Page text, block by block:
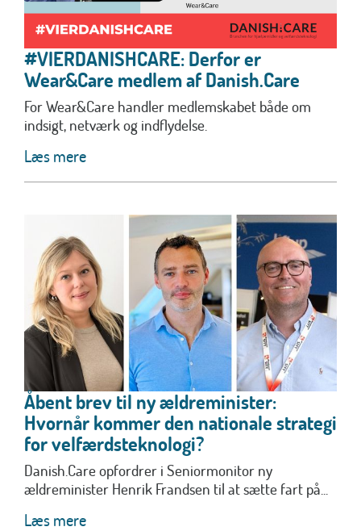
#VIERDANISHCARE: Derfor er
Wear&Care medlem af Danish.Care
For Wear&Care handler medlemskabet både om
indsigt, netværk og indflydelse.
Læs mere
Åbent brev til ny ældreminister:
Hvornår kommer den nationale strategi
for velfærdsteknologi?
Danish.Care opfordrer i Seniormonitor ny
ældreminister Henrik Frandsen til at sætte fart på...
Læs mere